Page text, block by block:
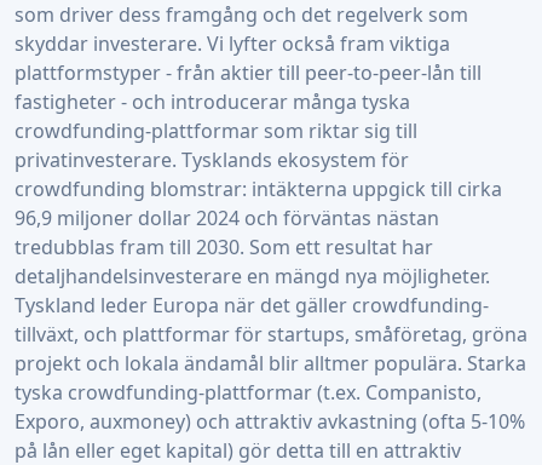
som driver dess framgång och det regelverk som
skyddar investerare. Vi lyfter också fram viktiga
plattformstyper - från aktier till peer-to-peer-lån till
fastigheter - och introducerar många tyska
crowdfunding-plattformar som riktar sig till
privatinvesterare. Tysklands ekosystem för
crowdfunding blomstrar: intäkterna uppgick till cirka
96,9 miljoner dollar 2024 och förväntas nästan
tredubblas fram till 2030. Som ett resultat har
detaljhandelsinvesterare en mängd nya möjligheter.
Tyskland leder Europa när det gäller crowdfunding-
tillväxt, och plattformar för startups, småföretag, gröna
projekt och lokala ändamål blir alltmer populära. Starka
tyska crowdfunding-plattformar (t.ex. Companisto,
Exporo, auxmoney) och attraktiv avkastning (ofta 5-10%
på lån eller eget kapital) gör detta till en attraktiv